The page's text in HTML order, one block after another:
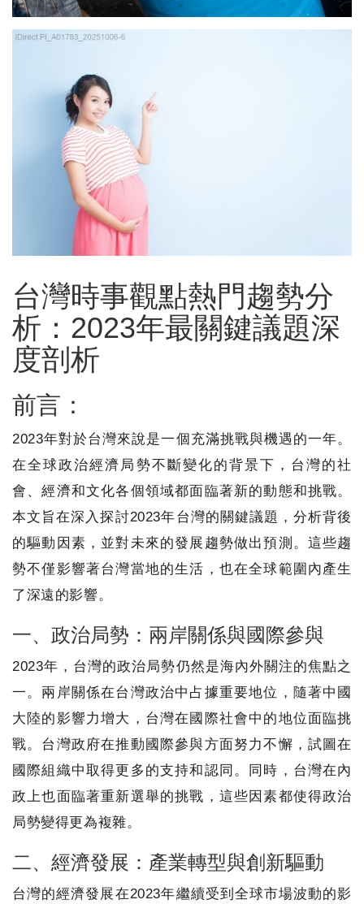
台灣時事觀點熱門趨勢分
析：2023年最關鍵議題深
度剖析
前言：
2023年對於台灣來說是一個充滿挑戰與機遇的一年。
在全球政治經濟局勢不斷變化的背景下，台灣的社
會、經濟和文化各個領域都面臨著新的動態和挑戰。
本文旨在深入探討2023年台灣的關鍵議題，分析背後
的驅動因素，並對未來的發展趨勢做出預測。這些趨
勢不僅影響著台灣當地的生活，也在全球範圍內產生
了深遠的影響。
一、政治局勢：兩岸關係與國際參與
2023年，台灣的政治局勢仍然是海內外關注的焦點之
一。兩岸關係在台灣政治中占據重要地位，隨著中國
大陸的影響力增大，台灣在國際社會中的地位面臨挑
戰。台灣政府在推動國際參與方面努力不懈，試圖在
國際組織中取得更多的支持和認同。同時，台灣在內
政上也面臨著重新選舉的挑戰，這些因素都使得政治
局勢變得更為複雜。
二、經濟發展：產業轉型與創新驅動
台灣的經濟發展在2023年繼續受到全球市場波動的影